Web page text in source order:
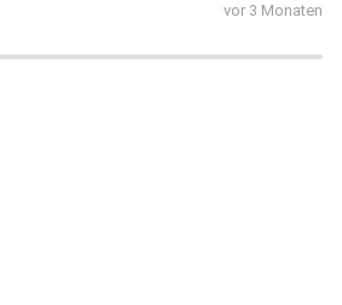
vor 3 Monaten